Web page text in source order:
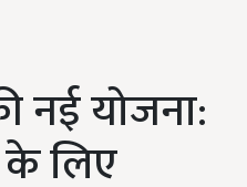
नई योजना:
के लिए